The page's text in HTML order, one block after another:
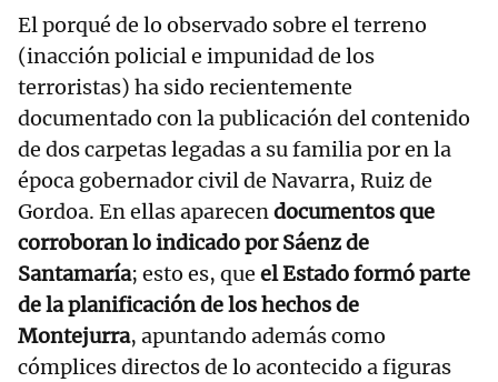
El porqué de lo observado sobre el terreno
(inacción policial e impunidad de los
terroristas) ha sido recientemente
documentado con la publicación del contenido
de dos carpetas legadas a su familia por en la
época gobernador civil de Navarra, Ruiz de
Gordoa. En ellas aparecendocumentos que
corroboran lo indicado por Sáenz de
Santamaría; esto es, que el Estado formó parte
de la planificación de los hechos de
Montejurra, apuntando además como
cómplices directos de lo acontecido a figuras